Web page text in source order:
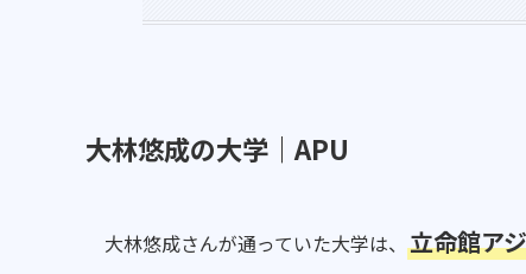
大林悠成の大学｜APU
大林悠成さんが通っていた大学は、 立命館ア